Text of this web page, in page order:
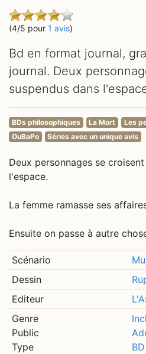
(4/5 pour 1 avis)
Bd en format journal,
journal. Deux
suspendus dans
BDs philosophiques La Mort
Les
OuBaPo
Séries avec un unique avis
Deux personnages se
l'espace.
La femme ramasse ses
Ensuite on passe à autre
Scénario
Dessin
Editeur
Genre
Public
Type
BD